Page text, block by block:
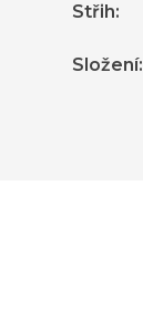
Střih:
Složení: